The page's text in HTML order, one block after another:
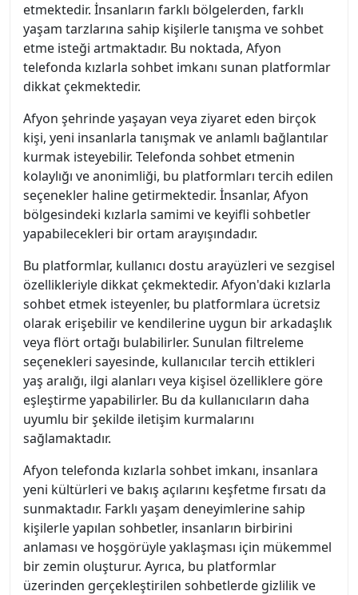
etmektedir. İnsanların farklı bölgelerden, farklı
yaşam tarzlarına sahip kişilerle tanışma ve sohbet
etme isteği artmaktadır. Bu noktada, Afyon
telefonda kızlarla sohbet imkanı sunan platformlar
dikkat çekmektedir.
Afyon şehrinde yaşayan veya ziyaret eden birçok
kişi, yeni insanlarla tanışmak ve anlamlı bağlantılar
kurmak isteyebilir. Telefonda sohbet etmenin
kolaylığı ve anonimliği, bu platformları tercih edilen
seçenekler haline getirmektedir. İnsanlar, Afyon
bölgesindeki kızlarla samimi ve keyifli sohbetler
yapabilecekleri bir ortam arayışındadır.
Bu platformlar, kullanıcı dostu arayüzleri ve sezgisel
özellikleriyle dikkat çekmektedir. Afyon'daki kızlarla
sohbet etmek isteyenler, bu platformlara ücretsiz
olarak erişebilir ve kendilerine uygun bir arkadaşlık
veya flört ortağı bulabilirler. Sunulan filtreleme
seçenekleri sayesinde, kullanıcılar tercih ettikleri
yaş aralığı, ilgi alanları veya kişisel özelliklere göre
eşleştirme yapabilirler. Bu da kullanıcıların daha
uyumlu bir şekilde iletişim kurmalarını
sağlamaktadır.
Afyon telefonda kızlarla sohbet imkanı, insanlara
yeni kültürleri ve bakış açılarını keşfetme fırsatı da
sunmaktadır. Farklı yaşam deneyimlerine sahip
kişilerle yapılan sohbetler, insanların birbirini
anlaması ve hoşgörüyle yaklaşması için mükemmel
bir zemin oluşturur. Ayrıca, bu platformlar
üzerinden gerçekleştirilen sohbetlerde gizlilik ve